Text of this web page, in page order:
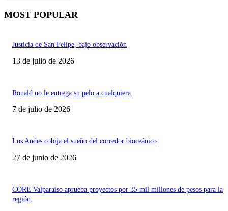
MOST POPULAR
Justicia de San Felipe, bajo observación
13 de julio de 2026
Ronald no le entrega su pelo a cualquiera
7 de julio de 2026
Los Andes cobija el sueño del corredor bioceánico
27 de junio de 2026
CORE Valparaíso aprueba proyectos por 35 mil millones de pesos para la
región.